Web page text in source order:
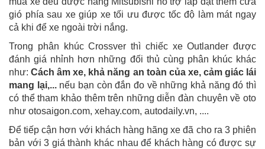
gió phía sau xe giúp xe tối ưu được tốc độ làm mát ngay
cả khi để xe ngoài trời nắng.
Trong phân khúc Crossver thì chiếc xe Outlander được
đánh giá nhỉnh hơn những đối thủ cùng phân khúc khác
như:Cách âm xe, khả năng an toàn của xe, cảm giác lái
mang lại,... nếu bạn còn đắn đo về những khả năng đó thì
có thể tham khảo thêm trên những diễn đàn chuyên về oto
như otosaigon.com, xehay.com, autodaily.vn, ....
Để tiếp cận hơn với khách hàng hãng xe đã cho ra 3 phiên
bản với 3 giá thành khác nhau để khách hàng có được sự